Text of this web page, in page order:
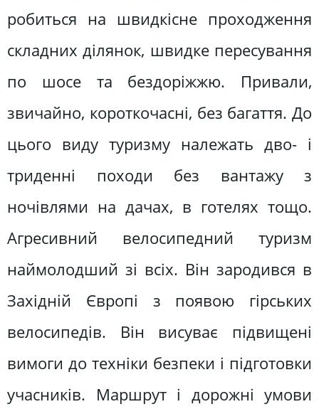
робиться на швидкісне проходження
складних ділянок, швидке пересування
по шосе та бездоріжжю. Привали,
звичайно, короткочасні, без багаття. До
цього виду туризму належать дво- і
триденні походи без вантажу з
ночівлями на дачах, в готелях тощо.
Агресивний велосипедний туризм
наймолодший зі всіх. Він зародився в
Західній Європі з появою гірських
велосипедів. Він висуває підвищені
вимоги до техніки безпеки і підготовки
учасників. Маршрут і дорожні умови